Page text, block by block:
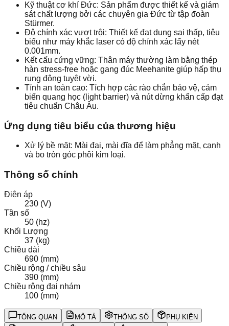
Kỹ thuật cơ khí Đức: Sản phẩm được thiết kế và giám
sát chất lượng bởi các chuyên gia Đức từ tập đoàn
Stürmer.
Độ chính xác vượt trội: Thiết kế đạt dung sai thấp, tiêu
biểu như máy khắc laser có độ chính xác lấy nét
0.001mm.
Kết cấu cứng vững: Thân máy thường làm bằng thép
hàn stress-free hoặc gang đúc Meehanite giúp hấp thụ
rung động tuyệt vời.
Tính an toàn cao: Tích hợp các rào chắn bảo vệ, cảm
biến quang học (light barrier) và nút dừng khẩn cấp đạt
tiêu chuẩn Châu Âu.
Ứng dụng tiêu biểu của thương hiệu
Xử lý bề mặt: Mài đai, mài đĩa để làm phẳng mặt, cạnh
và bo tròn góc phôi kim loại.
Thông số chính
Điện áp
230 (V)
Tần số
50 (hz)
Khối Lượng
37 (kg)
Chiều dài
690 (mm)
Chiều rộng / chiều sâu
390 (mm)
Chiều rộng đai nhám
100 (mm)
TỔNG QUAN MÔ TẢ THÔNG SỐ
PHỤ KIỆN